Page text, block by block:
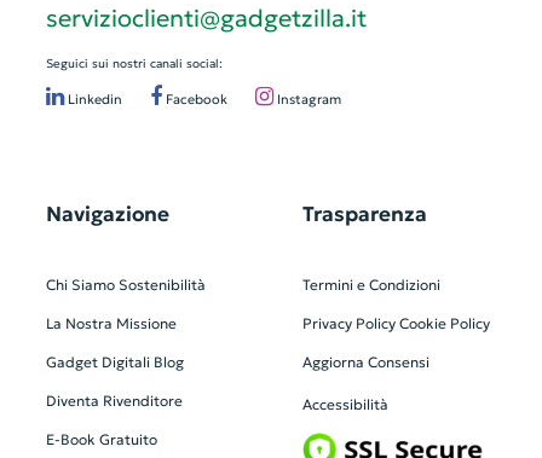
servizioclienti@gadgetzilla.it
Seguici sui nostri canali social:
Linkedin Facebook Instagram
Navigazione
Chi Siamo Sostenibilità
La Nostra Missione
Gadget Digitali Blog
Diventa Rivenditore
E-Book Gratuito
Trasparenza
Termini e Condizioni
Privacy Policy Cookie Policy
Aggiorna Consensi
Accessibilità